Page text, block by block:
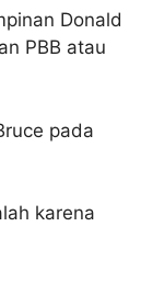
Donald
PBB atau
pada
karena